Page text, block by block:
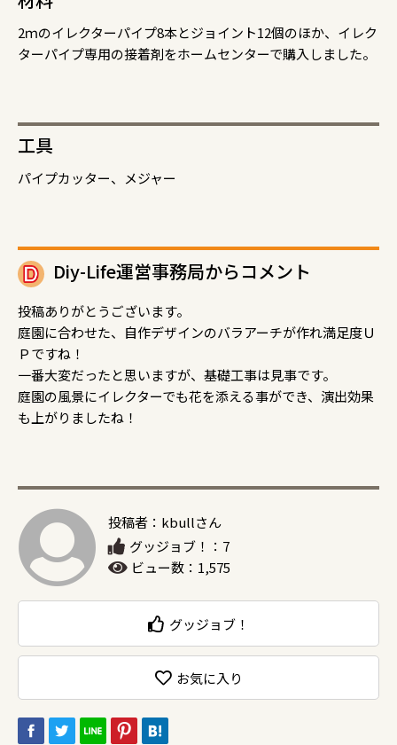
2ｍのイレクターパイプ8本とジョイント12個のほか、イレク
ターパイプ専用の接着剤をホームセンターで購入しました。
工具
パイプカッター、メジャー
Diy-Life運営事務局からコメント
投稿ありがとうございます。
庭園に合わせた、自作デザインのバラアーチが作れ満足度Ｕ
Ｐですね！
一番大変だったと思いますが、基礎工事は見事です。
庭園の風景にイレクターでも花を添える事ができ、演出効果
も上がりましたね！
投稿者：kbullさん
グッジョブ！：7
ビュー数：1,575
グッジョブ！
お気に入り